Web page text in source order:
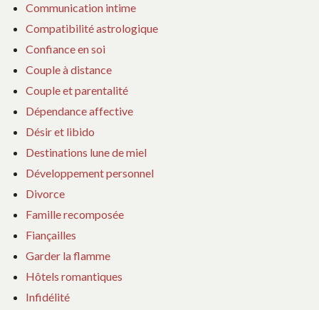
Communication intime
Compatibilité astrologique
Confiance en soi
Couple à distance
Couple et parentalité
Dépendance affective
Désir et libido
Destinations lune de miel
Développement personnel
Divorce
Famille recomposée
Fiançailles
Garder la flamme
Hôtels romantiques
Infidélité